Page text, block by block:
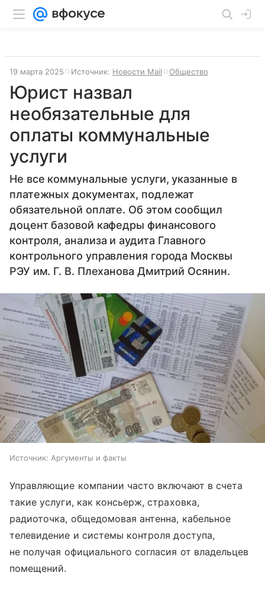
19 марта 2025 Источник: Новости Mail Общество
Юрист назвал
необязательные для
оплаты коммунальные
услуги
Не все коммунальные услуги, указанные в
платежных документах, подлежат
обязательной оплате. Об этом сообщил
доцент базовой кафедры финансового
контроля, анализа и аудита Главного
контрольного управления города Москвы
РЭУ им. Г. В. Плеханова Дмитрий Осянин.
Источник: Аргументы и факты
Управляющие компании часто включают в счета
такие услуги, как консьерж, страховка,
радиоточка, общедомовая антенна, кабельное
телевидение и системы контроля доступа,
не получая официального согласия от владельцев
помещений.